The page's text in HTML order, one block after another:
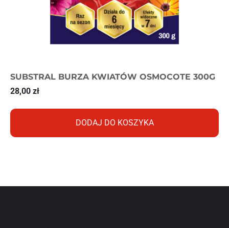
SUBSTRAL BURZA KWIATÓW OSMOCOTE 300G
28,00 zł
DODAJ DO KOSZYKA